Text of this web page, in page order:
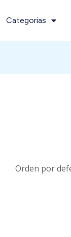
Categorias